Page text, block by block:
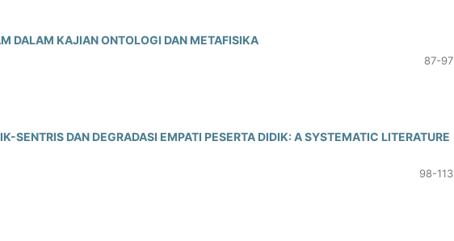
DALAM KAJIAN ONTOLOGI DAN METAFISIKA
87-97
SENTRIS DAN DEGRADASI EMPATI PESERTA DIDIK: A SYSTEMATIC LITERATURE
98-113